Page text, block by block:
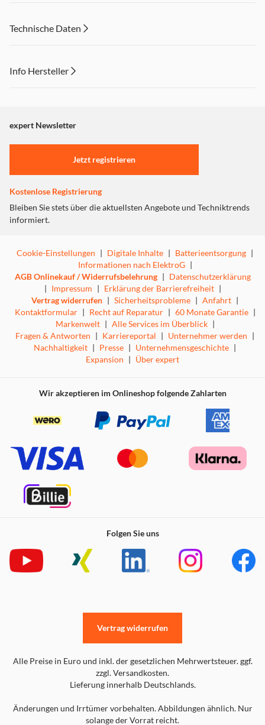
Technische Daten
Info Hersteller
"Marketing".
Einstellungen anpassen
expert Newsletter
Jetzt registrieren
Kostenlose Registrierung
Bleiben Sie stets über die aktuellsten Angebote und Techniktrends
informiert.
Cookie-Einstellungen | Digitale Inhalte | Batterieentsorgung |
Informationen nach ElektroG |
AGB Onlinekauf / Widerrufsbelehrung | Datenschutzerklärung
| Impressum | Erklärung der Barrierefreiheit |
Vertrag widerrufen | Sicherheitsprobleme | Anfahrt |
Kontaktformular | Recht auf Reparatur | 60 Monate Garantie |
Markenwelt | Alle Services im Überblick |
Fragen & Antworten | Karriereportal | Unternehmer werden |
Nachhaltigkeit | Presse | Unternehmensgeschichte |
Expansion | Über expert
Wir akzeptieren im Onlineshop folgende Zahlarten
Folgen Sie uns
Alle Preise in Euro und inkl. der gesetzlichen Mehrwertsteuer. ggf.
zzgl. Versandkosten.
Lieferung innerhalb Deutschlands.
Änderungen und Irrtümer vorbehalten. Abbildungen ähnlich. Nur
solange der Vorrat reicht.
Vertrag widerrufen